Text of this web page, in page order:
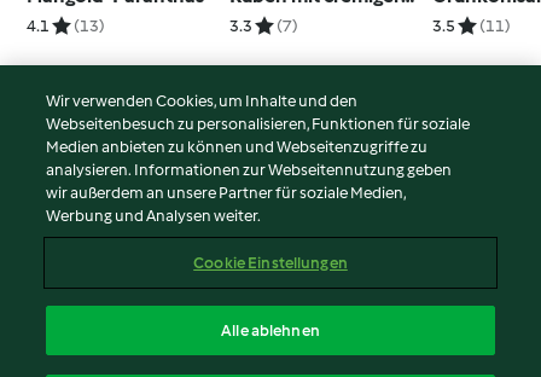
4.1 (13)
Walnusssauce
3.3 (7)
Bohnen,
3.5 (11)
© Copyright 2026
Nutzungsbedingungen
Datenschutzrichtlinien
Impressum
Inhalt melden
Wir verwenden Cookies, um Inhalte und den
Webseitenbesuch zu personalisieren, Funktionen für soziale
Medien anbieten zu können und Webseitenzugriffe zu
analysieren. Informationen zur Webseitennutzung geben
wir außerdem an unsere Partner für soziale Medien,
Werbung und Analysen weiter.
Cookie Einstellungen
Alle ablehnen